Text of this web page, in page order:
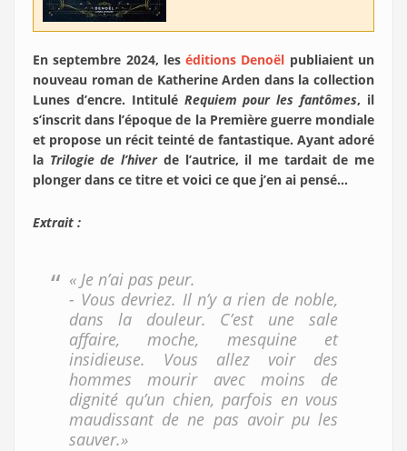
En septembre 2024, leséditions Denoël publiaient un
nouveau roman de Katherine Arden dans la collection
Lunes d’encre. Intitulé Requiem pour les fantômes, il
s’inscrit dans l’époque de la Première guerre mondiale
et propose un récit teinté de fantastique. Ayant adoré
la Trilogie de l’hiver de l’autrice, il me tardait de me
plonger dans ce titre et voici ce que j’en ai pensé…
Extrait :
« Je n’ai pas peur.
- Vous devriez. Il n’y a rien de noble,
dans la douleur. C’est une sale
affaire, moche, mesquine et
insidieuse. Vous allez voir des
hommes mourir avec moins de
dignité qu’un chien, parfois en vous
maudissant de ne pas avoir pu les
sauver.»